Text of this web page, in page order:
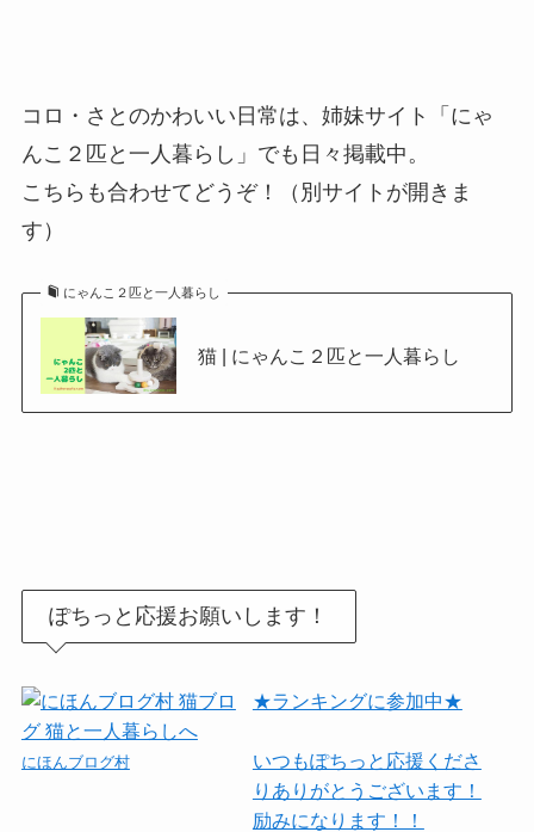
コロ・さとのかわいい日常は、姉妹サイト「にゃ
んこ２匹と一人暮らし」でも日々掲載中。
こちらも合わせてどうぞ！（別サイトが開きま
す）
にゃんこ２匹と一人暮らし
猫 | にゃんこ２匹と一人暮らし
ぽちっと応援お願いします！
にほんブログ村
★ランキングに参加中★
いつもぽちっと応援くださ
りありがとうございます！
励みになります！！